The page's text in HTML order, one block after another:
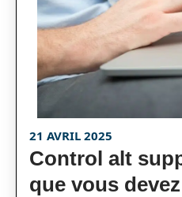
21 AVRIL 2025
Control alt
que vous